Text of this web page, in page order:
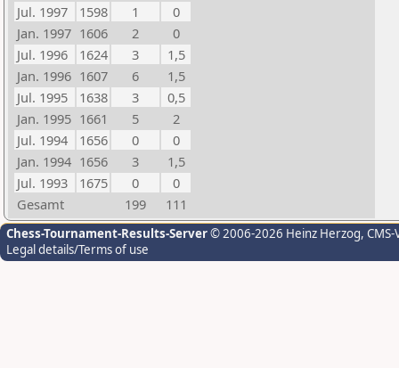
Jul. 1997
1598 1
0
Jan. 1997 1606 2
0
Jul. 1996
1624 3
1,5
Jan. 1996 1607 6
1,5
Jul. 1995
1638 3
0,5
Jan. 1995 1661 5
2
Jul. 1994
1656 0
0
Jan. 1994 1656 3
1,5
Jul. 1993
1675 0
0
Gesamt
199 111
Chess-Tournament-Results-Server© 2006-2026 Heinz Herzog,
Legal details/Terms of use